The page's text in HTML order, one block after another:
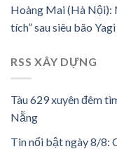
Hoàng Mai (Hà Nội):
tích” sau siêu bão Yagi
RSS XÂY DỰNG
Tàu 629 xuyên đêm
Nẵng
Tin nổi bật ngày 8/8: